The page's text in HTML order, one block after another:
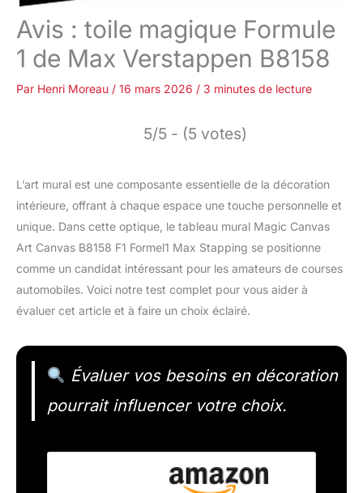
Avis : toile magique Formule
1 de Max Verstappen B8158
Par Henri Moreau / 16 mars 2026 / 3 minutes de lecture
5/5 - (5 votes)
L’art mural est une composante essentielle de la décoration
intérieure, offrant à chaque espace une touche personnelle et
unique. Dans cette optique, le tableau mural Magic Canvas
Art Canvas B8158 F1 Formel1 Max Stapping se positionne
comme un candidat intéressant pour les amateurs de courses
automobiles. Voici notre test complet pour vous aider à
évaluer cet article et à faire un choix éclairé.
Évaluer vos besoins en décoration
pourrait influencer votre choix.